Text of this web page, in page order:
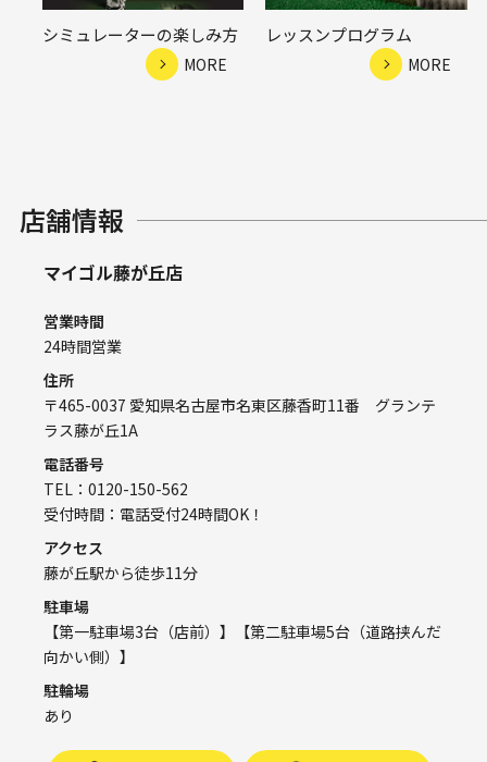
シミュレーターの楽しみ方
MORE
レッスンプログラム
MORE
店舗情報
マイゴル藤が丘店
営業時間
24時間営業
住所
〒465-0037 愛知県名古屋市名東区藤香町11番 グランテ
ラス藤が丘1A
電話番号
TEL：0120-150-562
受付時間：電話受付24時間OK！
アクセス
藤が丘駅から徒歩11分
駐車場
【第一駐車場3台（店前）】【第二駐車場5台（道路挟んだ
向かい側）】
駐輪場
あり